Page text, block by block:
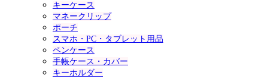
キーケース
マネークリップ
ポーチ
スマホ・PC・タブレット用品
ペンケース
手帳ケース・カバー
キーホルダー